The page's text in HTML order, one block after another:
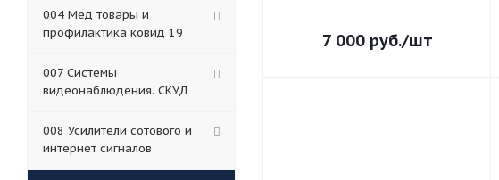
7 000руб./шт
004 Мед товары и
профилактика ковид 19
007 Системы
видеонаблюдения. СКУД
008 Усилители сотового и
интернет сигналов